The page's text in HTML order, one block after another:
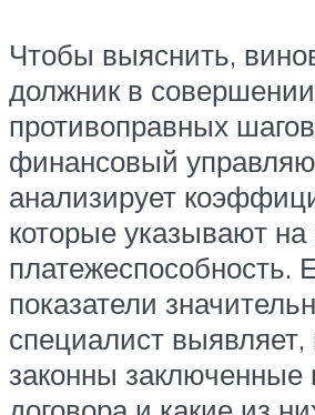
Чтобы выяснить,
должник в совершении
противоправных
финансовый
анализирует
которые указывают на
платежеспособность.
показатели
специалист выявляет,
законны